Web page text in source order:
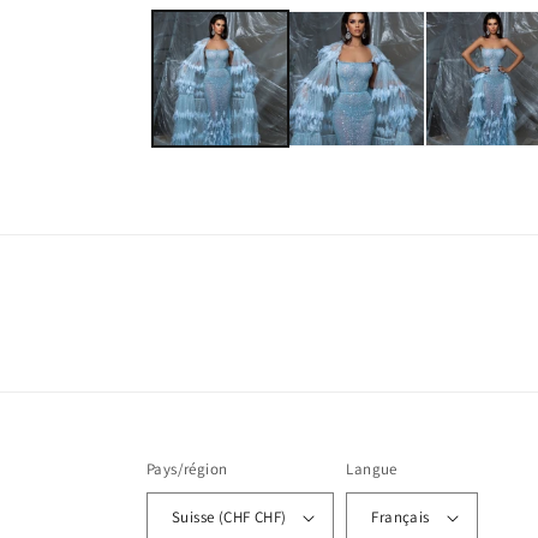
média
dans
une
fenêtre
modale
Pays/région
Suisse (CHF CHF)
Langue
Français